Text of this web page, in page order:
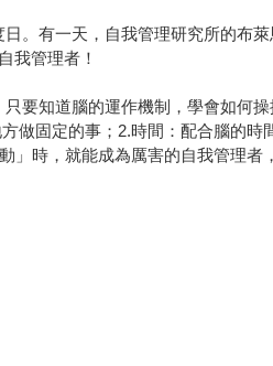
。有一天，自我管理研究所的布萊
我管理者！
要知道腦的運作機制，學會如何操
做固定的事；2.時間：配合腦的時
」時，就能成為厲害的自我管理者，